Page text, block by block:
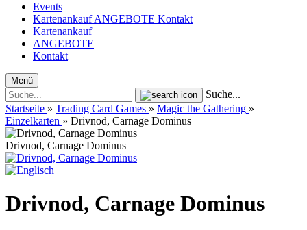
Events
KartenankaufANGEBOTE Kontakt
Kartenankauf
ANGEBOTE
Kontakt
Menü
Suche...
Startseite » Trading Card Games » Magic the Gathering »
Einzelkarten » Drivnod, Carnage Dominus
Drivnod, Carnage Dominus
Drivnod, Carnage Dominus